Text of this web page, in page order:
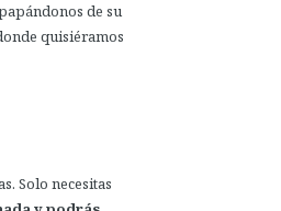
de su
quisiéramos
Solo necesitas